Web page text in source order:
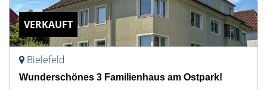
VERKAUFT
Bielefeld
Wunderschönes 3 Familienhaus am Ostpark!